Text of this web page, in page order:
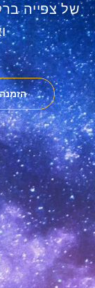
של צפייה